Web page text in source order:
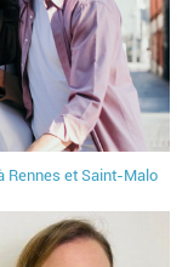
Rennes et Saint-Malo